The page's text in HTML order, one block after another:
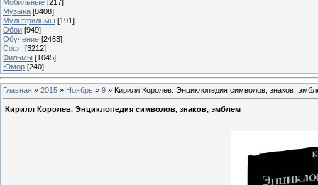
Мобильные [217]
Музыка [8408]
Мультфильмы [191]
Обои [949]
Обучение [2463]
Софт [3212]
Фильмы [1045]
Юмор [240]
Главная » 2015 » Ноябрь » 9 » Кирилл Королев. Энциклопедия символов, знаков,
Кирилл Королев. Энциклопедия символов, знаков, эмблем